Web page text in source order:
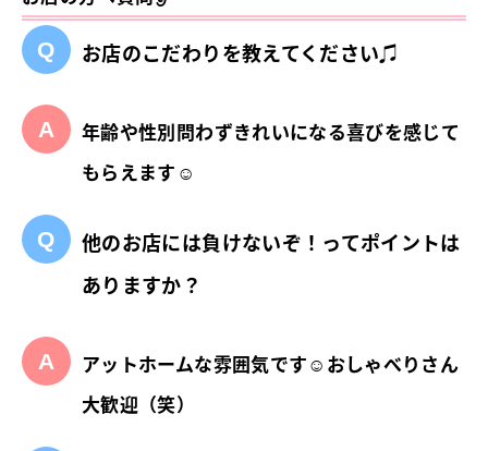
お店のこだわりを教えてください♫
年齢や性別問わずきれいになる喜びを感じて
もらえます☺
他のお店には負けないぞ！ってポイントは
ありますか？
アットホームな雰囲気です☺おしゃべりさん
大歓迎（笑）